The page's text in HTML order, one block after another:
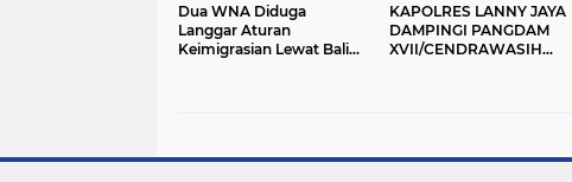
Dua WNA Diduga
Langgar Aturan
Keimigrasian Lewat Bali
KAPOLRES LANNY JAYA
DAMPINGI PANGDAM
XVII/CENDRAWASIH